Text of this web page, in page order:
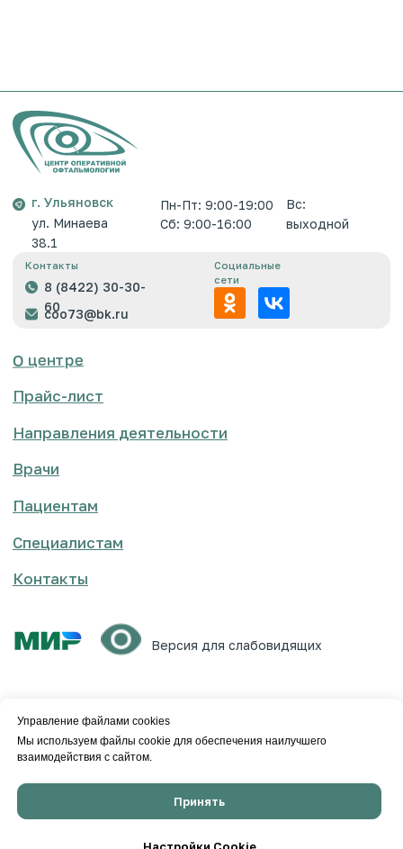
Управление файлами cookies
Мы используем файлы cookie для обеспечения наилучшего
взаимодействия с сайтом.
Принять